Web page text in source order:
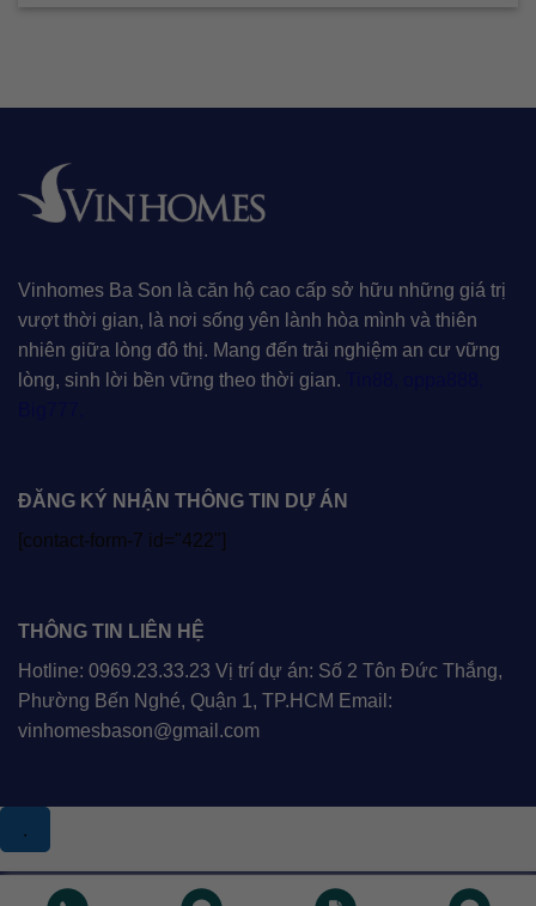
Vinhomes Ba Son là căn hộ cao cấp sở hữu những giá trị
vượt thời gian, là nơi sống yên lành hòa mình và thiên
nhiên giữa lòng đô thị. Mang đến trải nghiệm an cư vững
lòng, sinh lời bền vững theo thời gian.
ĐĂNG KÝ NHẬN THÔNG TIN DỰ ÁN
[contact-form-7 id="422"]
THÔNG TIN LIÊN HỆ
Hotline: 0969.23.33.23 Vị trí dự án: Số 2 Tôn Đức Thắng,
Phường Bến Nghé, Quận 1, TP.HCM Email:
vinhomesbason@gmail.com
.